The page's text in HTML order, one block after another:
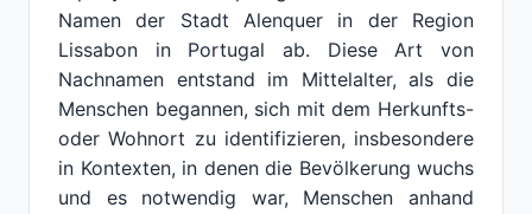
Namen der Stadt Alenquer in der Region
Lissabon in Portugal ab. Diese Art von
Nachnamen entstand im Mittelalter, als die
Menschen begannen, sich mit dem Herkunfts-
oder Wohnort zu identifizieren, insbesondere
in Kontexten, in denen die Bevölkerung wuchs
und es notwendig war, Menschen anhand